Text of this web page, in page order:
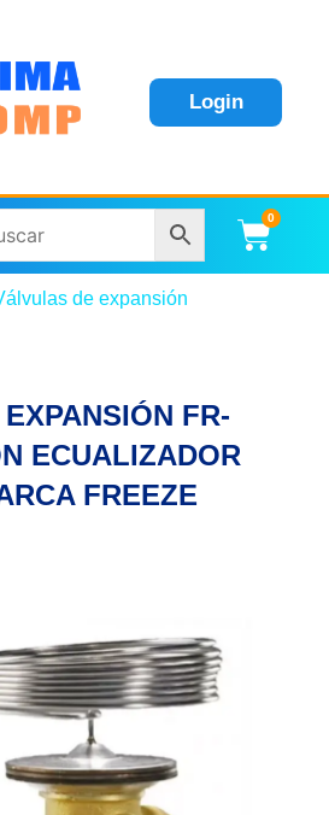
Login
0
de expansión
FR-
ECUALIZADOR
FREEZE